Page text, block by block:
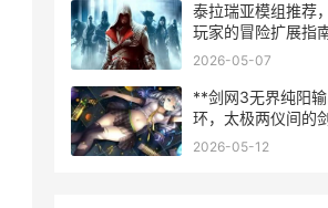
泰拉瑞亚模组推荐
玩家的冒险扩展指
标题，开启超越原
2026-05-07
**剑网3无界纯阳
环，太极两仪间的
转**
2026-05-12